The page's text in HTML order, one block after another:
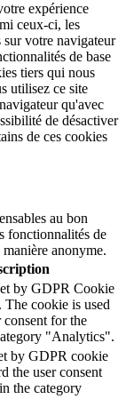
expérience
ceux-ci, les
sur votre navigateur
de base
tiers qui nous
utilisez ce site
qu'avec
de désactiver
de ces cookies
au bon
fonctionnalités de
anonyme.
by GDPR Cookie
The cookie is used
consent for the
"Analytics".
by GDPR cookie
the user consent
the category